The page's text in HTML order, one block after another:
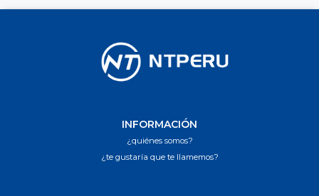
INFORMACIÓN
¿quiénes somos?
¿te gustaría que te llamemos?